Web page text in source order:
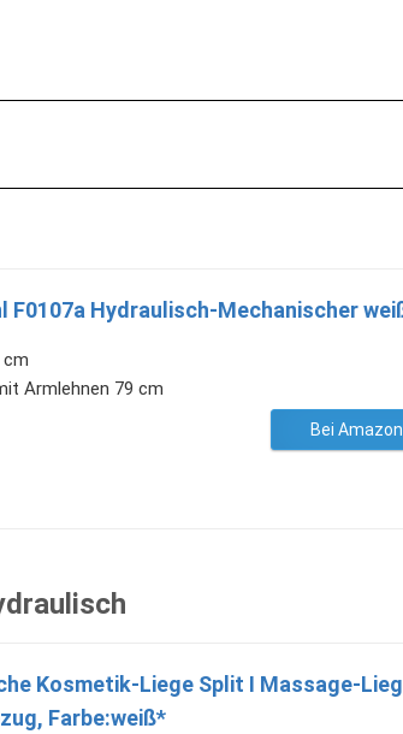
F0107a Hydraulisch-Mechanischer
cm
Armlehnen 79 cm
Bei
Kosmetik-Liege Split I Massage-
Farbe:weiß*